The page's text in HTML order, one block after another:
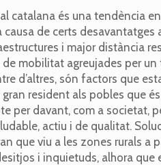
catalana és una tendència
de certs
i major distància
mobilitat agreujades per
d’altres, són factors que
resident als pobles que
per davant, com a societat,
actiu i de qualitat.
que viu a les zones rurals a
i inquietuds, alhora que